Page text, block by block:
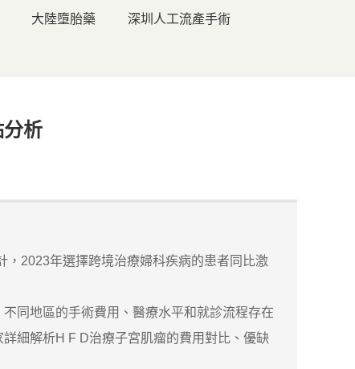
大陸墮胎藥 深圳人工流產手術
析
2023年選擇跨境治療婦科疾病的患者同比激
同地區的手術費用、醫療水平和就診流程存在
細解析H F D治療子宮肌瘤的費用對比、優缺